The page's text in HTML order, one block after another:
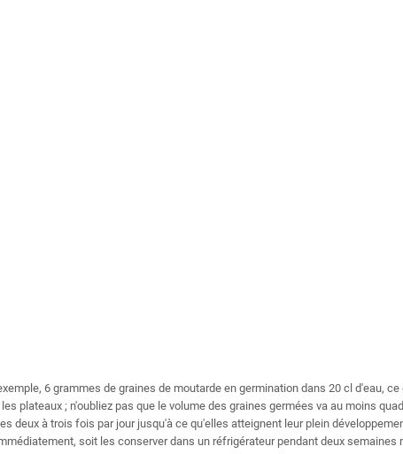
6 grammes de graines de moutarde en germination dans 20 cl d'eau,
plateaux ; n'oubliez pas que le volume des graines germées va au moins
deux à trois fois par jour jusqu'à ce qu'elles atteignent leur plein
soit les conserver dans un réfrigérateur pendant deux semaines